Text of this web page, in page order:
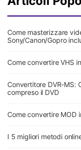
Come masterizzare
Sony/Canon/Gopro
Come convertire VHS
Convertitore DVR-MS:
compreso il DVD
Come convertire MOD
I 5 migliori metodi